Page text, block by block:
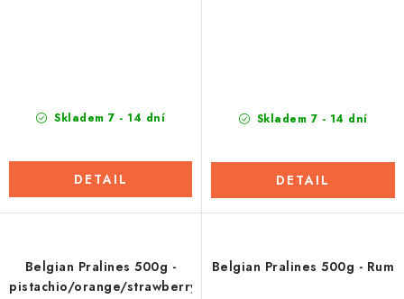
Skladem 7 - 14 dní
DETAIL
Skladem 7 - 14 dní
DETAIL
Belgian Pralines 500g -
pistachio/orange/strawberry
Belgian Pralines 500g - Rum